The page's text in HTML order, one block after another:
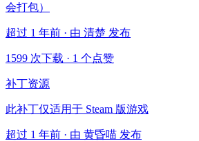
会打包）
超过 1 年前 · 由 清楚 发布
1599 次下载 · 1 个点赞
补丁资源
此补丁仅适用于 Steam 版游戏
超过 1 年前 · 由 黄昏喵 发布